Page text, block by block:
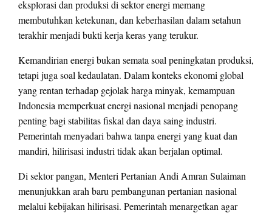
eksplorasi dan produksi di sektor energi memang
membutuhkan ketekunan, dan keberhasilan dalam setahun
terakhir menjadi bukti kerja keras yang terukur.
Kemandirian energi bukan semata soal peningkatan produksi,
tetapi juga soal kedaulatan. Dalam konteks ekonomi global
yang rentan terhadap gejolak harga minyak, kemampuan
Indonesia memperkuat energi nasional menjadi penopang
penting bagi stabilitas fiskal dan daya saing industri.
Pemerintah menyadari bahwa tanpa energi yang kuat dan
mandiri, hilirisasi industri tidak akan berjalan optimal.
Di sektor pangan, Menteri Pertanian Andi Amran Sulaiman
menunjukkan arah baru pembangunan pertanian nasional
melalui kebijakan hilirisasi. Pemerintah menargetkan agar